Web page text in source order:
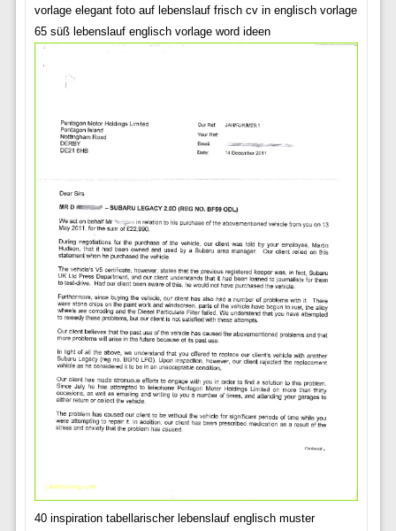
vorlage elegant foto auf lebenslauf frisch cv in englisch vorlage
65 süß lebenslauf englisch vorlage word ideen
40 inspiration tabellarischer lebenslauf englisch muster